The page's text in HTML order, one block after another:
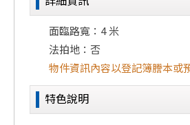
面臨路寬：4 米
法拍地：否
物件資訊內容以登記簿謄本或
特色說明